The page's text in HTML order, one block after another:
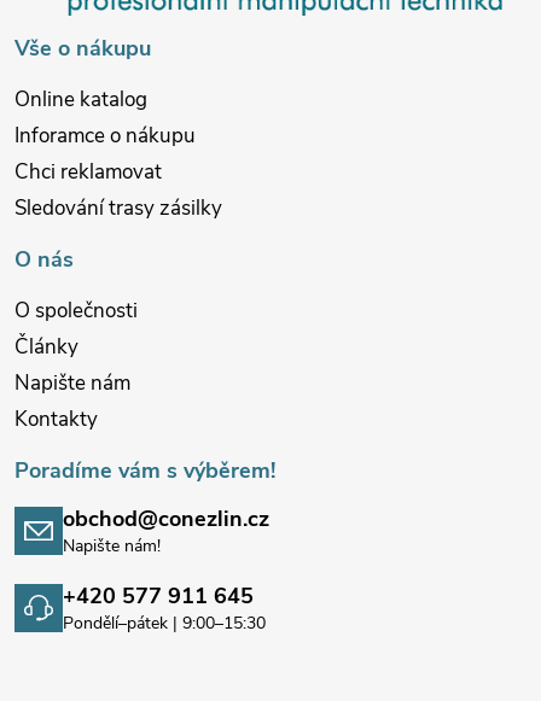
Vše o nákupu
Online katalog
Inforamce o nákupu
Chci reklamovat
Sledování trasy zásilky
O nás
O společnosti
Články
Napište nám
Kontakty
Poradíme vám s výběrem!
obchod@conezlin.cz
Napište nám!
+420 577 911 645
Pondělí–pátek | 9:00–15:30